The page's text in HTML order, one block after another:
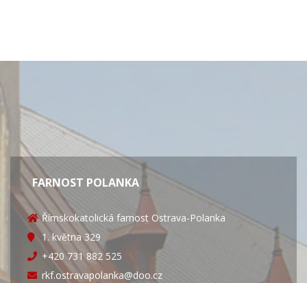
FARNOST POLANKA
Římskokatolická farnost Ostrava-Polanka
1. května 329
+420 731 882 525
rkf.ostravapolanka@doo.cz